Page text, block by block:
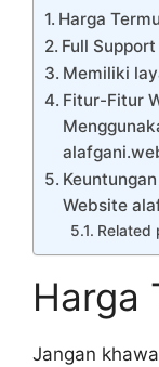
Harga
Full
Memiliki
Fitur-Fitur
Website
Related
Harga
Jangan